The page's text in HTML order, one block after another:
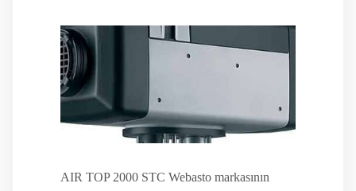
AIR TOP 2000 STC Webasto markasının